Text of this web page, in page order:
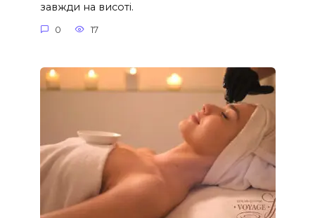
завжди на висоті.
0 17